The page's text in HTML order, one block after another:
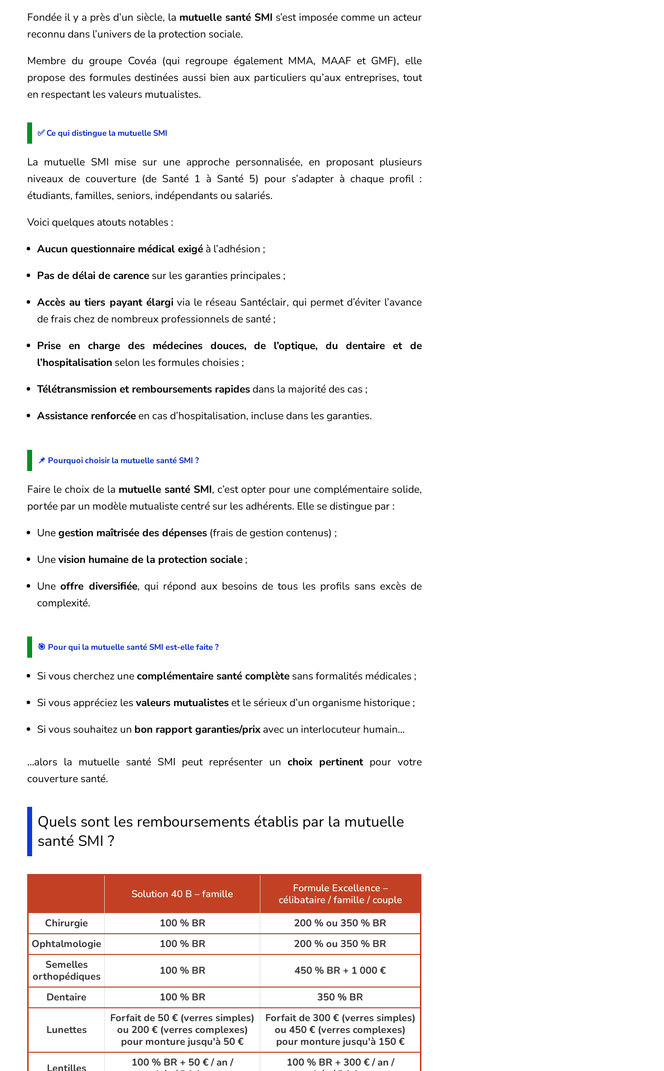
Fondée il y a près d’un siècle, la mutuelle santé SMI s’est imposée comme un acteur
reconnu dans l’univers de la protection sociale.
Membre du groupe Covéa (qui regroupe également MMA, MAAF et GMF), elle
propose des formules destinées aussi bien aux particuliers qu’aux entreprises, tout
en respectant les valeurs mutualistes.
✅ Ce qui distingue la mutuelle SMI
La mutuelle SMI mise sur une approche personnalisée, en proposant plusieurs
niveaux de couverture (de Santé 1 à Santé 5) pour s’adapter à chaque profil :
étudiants, familles, seniors, indépendants ou salariés.
Voici quelques atouts notables :
Aucun questionnaire médical exigé à l’adhésion ;
Pas de délai de carence sur les garanties principales ;
Accès au tiers payant élargivia le réseau Santéclair, qui permet d’éviter l’avance
de frais chez de nombreux professionnels de santé ;
Prise en charge des médecines douces, de l’optique, du dentaire et de
l’hospitalisation selon les formules choisies ;
Télétransmission et remboursements rapides dans la majorité des cas ;
Assistance renforcée en cas d’hospitalisation, incluse dans les garanties.
📌 Pourquoi choisir la mutuelle santé SMI ?
Faire le choix de la mutuelle santé SMI, c’est opter pour une complémentaire solide,
portée par un modèle mutualiste centré sur les adhérents. Elle se distingue par :
Unegestion maîtrisée des dépenses (frais de gestion contenus) ;
Unevision humaine de la protection sociale ;
Uneoffre diversifiée, qui répond aux besoins de tous les profils sans excès de
complexité.
🎯 Pour qui la mutuelle santé SMI est-elle faite ?
Si vous cherchez unecomplémentaire santé complète sans formalités médicales ;
Si vous appréciez lesvaleurs mutualistes et le sérieux d’un organisme historique ;
Si vous souhaitez un bon rapport garanties/prixavec un interlocuteur humain…
…alors la mutuelle santé SMI peut représenter un choix pertinentpour votre
couverture santé.
Quels sont les remboursements établis par la mutuelle
santé SMI ?
Solution 40 B – famille
Formule Excellence –
célibataire / famille / couple
Chirurgie
100 % BR
200 % ou 350 % BR
Ophtalmologie
100 % BR
200 % ou 350 % BR
Semelles
orthopédiques
100 % BR
450 % BR + 1 000 €
Dentaire
100 % BR 350 % BR
Lunettes
Forfait de 50 € (verres simples)
ou 200 € (verres complexes)
pour monture jusqu'à 50 €
Forfait de 300 € (verres simples)
ou 450 € (verres complexes)
pour monture jusqu'à 150 €
Lentilles
100 % BR + 50 € / an /
100 % BR + 300 € / an /